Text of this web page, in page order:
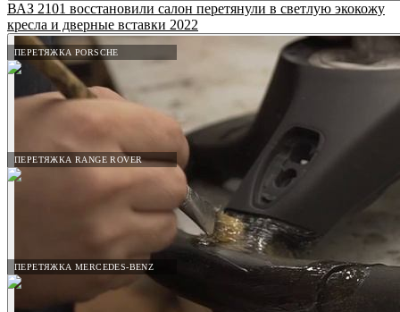
ПЕРЕТЯЖКА PORSCHE
ПЕРЕТЯЖКА RANGE ROVER
ПЕРЕТЯЖКА MERCEDES-BENZ
ВАЗ 2101 восстановили салон перетянули в светлую экокожу
кресла и дверные вставки 2022